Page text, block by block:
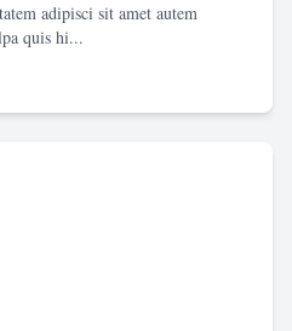
adipisci sit amet autem
quis hi...